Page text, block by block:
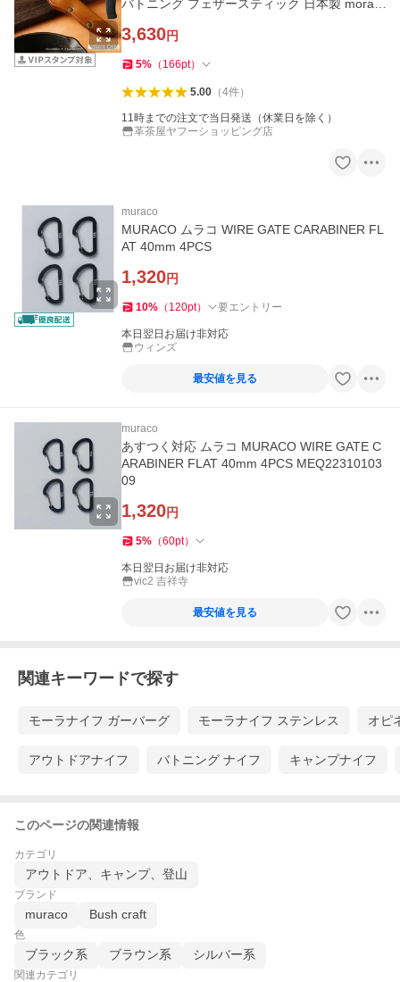
バトニング フェザースティック 日本製 morak
3,630円
5% （ 166pt）
5.00（4件）
11時までの注文で当日発送（休業日を除く）
革茶屋ヤフーショッピング店
muraco
MURACO ムラコ WIRE GATE CARABINER FL
AT 40mm 4PCS
1,320円
10% （ 120pt） 要エントリー
本日翌日お届け非対応
ウィンズ
最安値を見る
muraco
あすつく対応 ムラコ MURACO WIRE GATE C
ARABINER FLAT 40mm 4PCS MEQ22310103
09
1,320円
5% （60pt）
本日翌日お届け非対応
vic2 吉祥寺
最安値を見る
関連キーワードで探す
モーラナイフ ガーバーグ モーラナイフ ステンレス オピ
アウトドアナイフ バトニング ナイフ キャンプナイフ
このページの関連情報
カテゴリ
アウトドア、キャンプ、登山
ブランド
muraco Bush craft
色
ブラック系 ブラウン系 シルバー系
関連カテゴリ